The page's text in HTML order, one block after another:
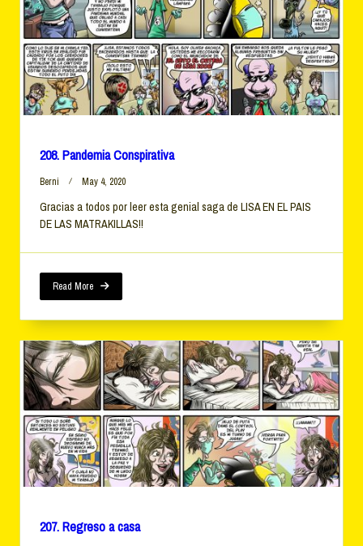
208. Pandemia Conspirativa
Berni May 4, 2020
Gracias a todos por leer esta genial saga de LISA EN EL PAIS
DE LAS MATRAKILLAS!!
Read More
207. Regreso a casa